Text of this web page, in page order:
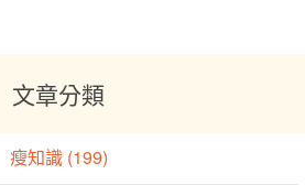
文章分類
瘦知識 (199)